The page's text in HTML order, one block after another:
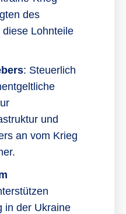
des
Lohnteile
: Steuerlich
und
an vom Krieg
in der Ukraine